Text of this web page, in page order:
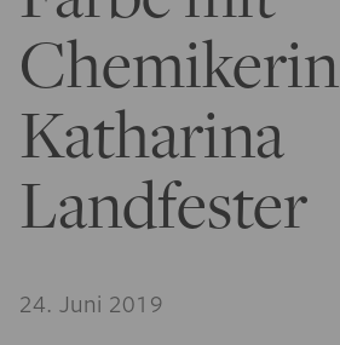
Chemikerin
Katharina
Landfester
24. Juni 2019